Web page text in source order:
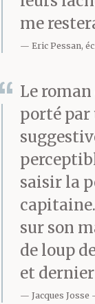
ont
des
avait
l’ont
à
me
Eric Pessan,
Le
porté par
saisir la
sur son
de loup
et
Jacques Josse